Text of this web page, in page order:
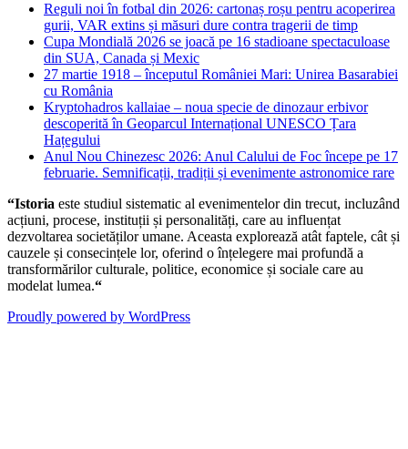
Reguli noi în fotbal din 2026: cartonaș roșu pentru acoperirea
gurii, VAR extins și măsuri dure contra tragerii de timp
Cupa Mondială 2026 se joacă pe 16 stadioane spectaculoase
din SUA, Canada și Mexic
27 martie 1918 – începutul României Mari: Unirea Basarabiei
cu România
Kryptohadros kallaiae – noua specie de dinozaur erbivor
descoperită în Geoparcul Internațional UNESCO Țara
Hațegului
Anul Nou Chinezesc 2026: Anul Calului de Foc începe pe 17
februarie. Semnificații, tradiții și evenimente astronomice rare
“Istoria este studiul sistematic al evenimentelor din trecut, incluzând
acțiuni, procese, instituții și personalități, care au influențat
dezvoltarea societăților umane. Aceasta explorează atât faptele, cât și
cauzele și consecințele lor, oferind o înțelegere mai profundă a
transformărilor culturale, politice, economice și sociale care au
modelat lumea.“
Proudly powered by WordPress